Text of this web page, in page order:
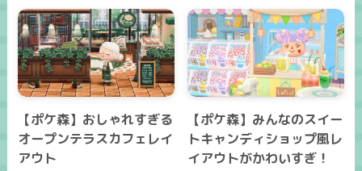
【ポケ森】おしゃれすぎる
オープンテラスカフェレイ
アウト
【ポケ森】みんなのスイー
トキャンディショップ風レ
イアウトがかわいすぎ！